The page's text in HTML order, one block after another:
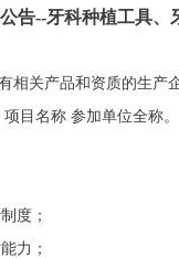
告--牙科种植工具、
相关产品和资质的生
目名称 参加单位全称。
度；
力；